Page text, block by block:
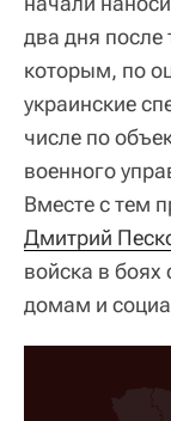
два дня
которым, по
украинские
числе по
военного
Вместе с тем
Дмитрий
войска в боях
домам и